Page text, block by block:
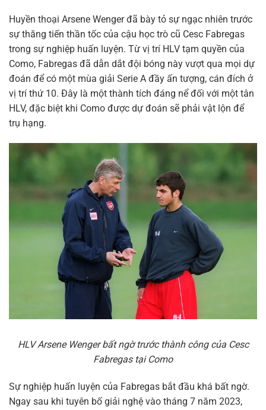
Huyền thoại Arsene Wenger đã bày tỏ sự ngạc nhiên trước
sự thăng tiến thần tốc của cậu học trò cũ Cesc Fabregas
trong sự nghiệp huấn luyện. Từ vị trí HLV tạm quyền của
Como, Fabregas đã dẫn dắt đội bóng này vượt qua mọi dự
đoán để có một mùa giải Serie A đầy ấn tượng, cán đích ở
vị trí thứ 10. Đây là một thành tích đáng nể đối với một tân
HLV, đặc biệt khi Como được dự đoán sẽ phải vật lộn để
trụ hạng.
HLV Arsene Wenger bất ngờ trước thành công của Cesc
Fabregas tại Como
Sự nghiệp huấn luyện của Fabregas bắt đầu khá bất ngờ.
Ngay sau khi tuyên bố giải nghệ vào tháng 7 năm 2023,